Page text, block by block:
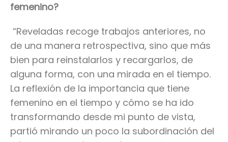
femenino?
“Reveladas recoge trabajos anteriores, no
de una manera retrospectiva, sino que más
bien para reinstalarlos y recargarlos, de
alguna forma, con una mirada en el tiempo.
La reflexión de la importancia que tiene
femenino en el tiempo y cómo se ha ido
transformando desde mi punto de vista,
partió mirando un poco la subordinación del